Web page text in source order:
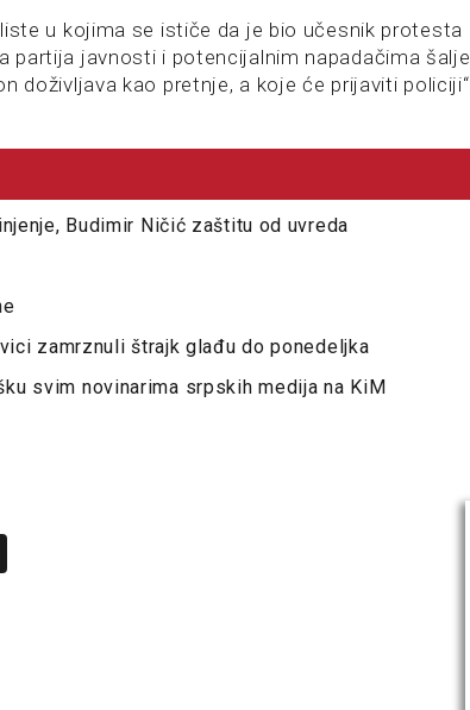
u kojima se ističe da je bio učesnik protesta
partija javnosti i potencijalnim napadačima šalje
doživljava kao pretnje, a koje će prijaviti
Budimir Ničić zaštitu od uvreda
zamrznuli štrajk glađu do ponedeljka
svim novinarima srpskih medija na KiM